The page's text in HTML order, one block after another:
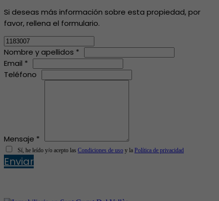
Si deseas más información sobre esta propiedad, por
favor, rellena el formulario.
Nombre y apellidos *
Email *
Teléfono
Mensaje *
Sí, he leído y/o acepto las Condiciones de uso y la Política de privacidad
Enviar